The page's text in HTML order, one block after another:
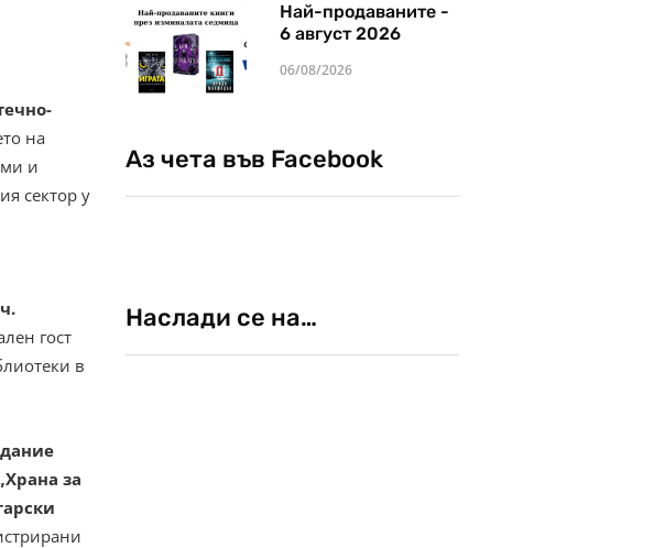
на
и
сектор у
гост
в
за
Най-продаваните -
6 август 2026
06/08/2026
Аз чета във Facebook
Наслади се на…